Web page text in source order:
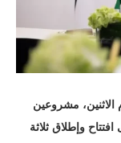
الاثنين، مشروعين
وإطلاق ثلاثة